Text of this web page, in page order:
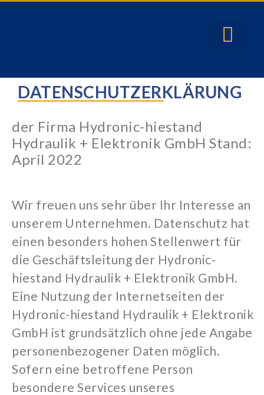
DATENSCHUTZERKLÄRUNG
der Firma Hydronic-hiestand
Hydraulik + Elektronik GmbH Stand:
April 2022
Wir freuen uns sehr über Ihr Interesse an
unserem Unternehmen. Datenschutz hat
einen besonders hohen Stellenwert für
die Geschäftsleitung der Hydronic-
hiestand Hydraulik + Elektronik GmbH.
Eine Nutzung der Internetseiten der
Hydronic-hiestand Hydraulik + Elektronik
GmbH ist grundsätzlich ohne jede Angabe
personenbezogener Daten möglich.
Sofern eine betroffene Person
besondere Services unseres